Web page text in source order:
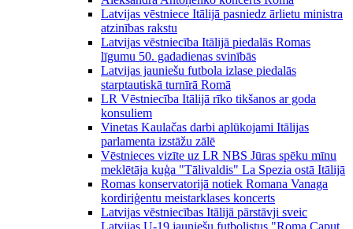
Latvijas vēstniece Itālijā pasniedz ārlietu ministra
atzinības rakstu
Latvijas vēstniecība Itālijā piedalās Romas
līgumu 50. gadadienas svinībās
Latvijas jauniešu futbola izlase piedalās
starptautiskā turnīrā Romā
LR Vēstniecība Itālijā rīko tikšanos ar goda
konsuliem
Vinetas Kaulačas darbi aplūkojami Itālijas
parlamenta izstāžu zālē
Vēstnieces vizīte uz LR NBS Jūras spēku mīnu
meklētāja kuģa "Tālivaldis" La Spezia ostā Itālijā
Romas konservatorijā notiek Romana Vanaga
kordiriģentu meistarklases koncerts
Latvijas vēstniecības Itālijā pārstāvji sveic
Latvijas U-19 jauniešu futbolistus "Roma Caput